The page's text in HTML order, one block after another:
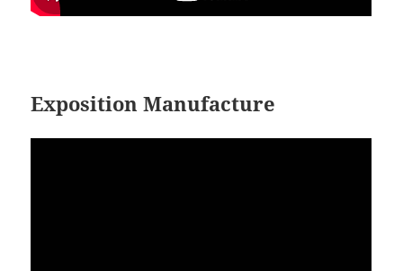
Exposition Manufacture